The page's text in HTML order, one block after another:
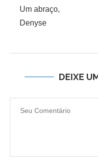
Um abraço,
Denyse
DEIXE